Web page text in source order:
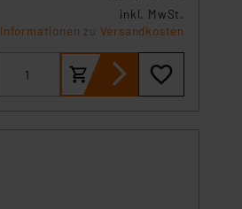
inkl. MwSt.
Informationen zu Versandkosten